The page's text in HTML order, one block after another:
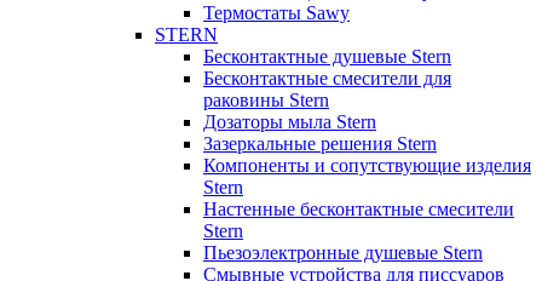
Термостаты Sawy
STERN
Бесконтактные душевые Stern
Бесконтактные смесители для
раковины Stern
Дозаторы мыла Stern
Зазеркальные решения Stern
Компоненты и сопутствующие изделия
Stern
Настенные бесконтактные смесители
Stern
Пьезоэлектронные душевые Stern
Смывные устройства для писсуаров